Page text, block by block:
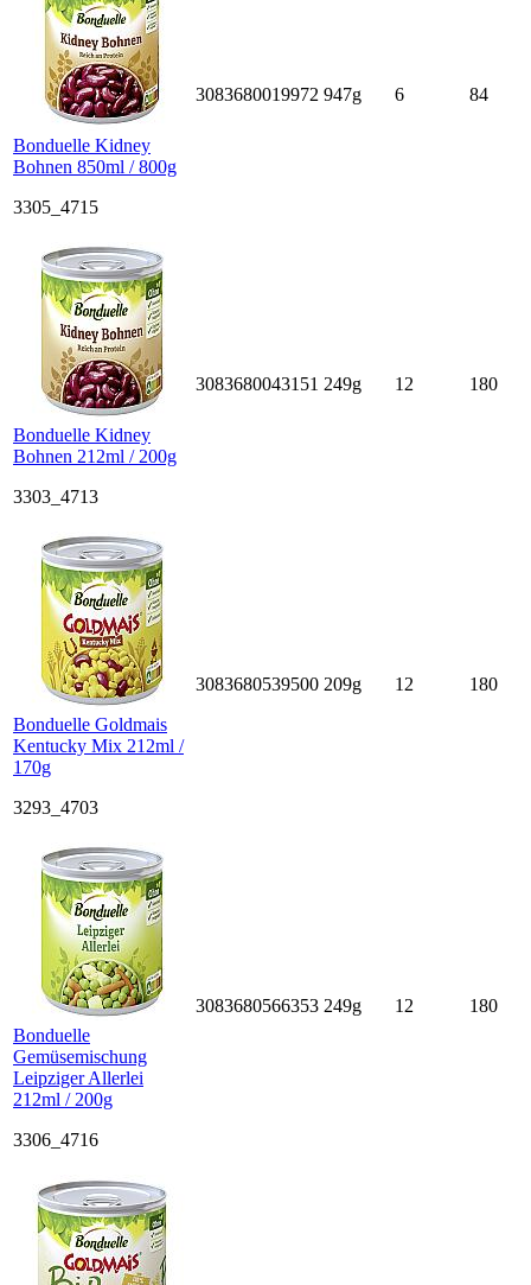
Bonduelle Kidney
Bohnen 850ml / 800g
3305_4715
3083680019972 947g 6 84
Bonduelle Kidney
Bohnen 212ml / 200g
3303_4713
3083680043151 249g 12 180
Bonduelle Goldmais
Kentucky Mix 212ml /
170g
3293_4703
3083680539500 209g 12 180
Bonduelle
Gemüsemischung
Leipziger Allerlei
212ml / 200g
3306_4716
3083680566353 249g 12 180